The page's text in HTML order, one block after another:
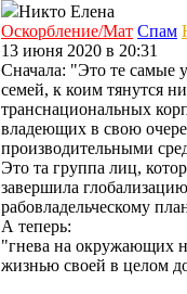
Никто Елена
Оскорбление/Мат Спам
13 июня 2020 в 20:31
Сначала: "Это те самые
семей, к коим тянутся
транснациональных
владеющих в свою
производительными
Это та группа лиц,
завершила
рабовладельческому
А теперь:
"гнева на окружающих
жизнью своей в целом